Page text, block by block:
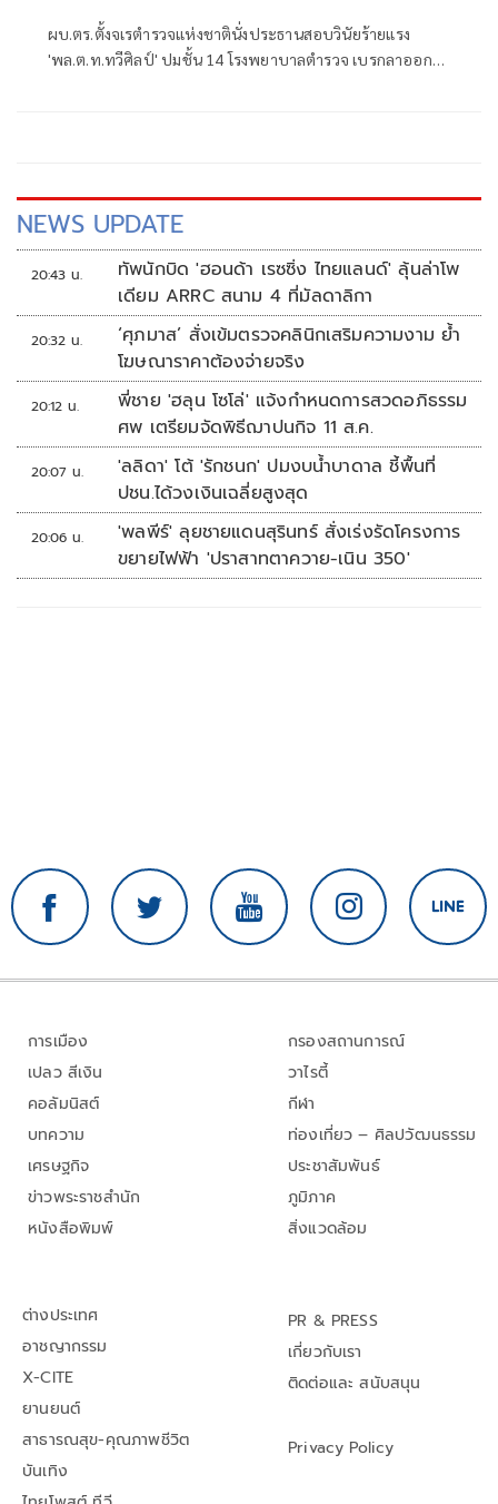
ผบ.ตร.ตั้งจเรตำรวจแห่งชาตินั่งประธานสอบวินัยร้ายแรง
'พล.ต.ท.ทวีศิลป์' ปมชั้น 14 โรงพยาบาลตำรวจ เบรกลาออก
NEWS UPDATE
20:43 น.
ทัพนักบิด 'ฮอนด้า เรซซิ่ง ไทยแลนด์' ลุ้นล่าโพ
เดียม ARRC สนาม 4 ที่มัลดาลิกา
20:32 น.
‘ศุภมาส’ สั่งเข้มตรวจคลินิกเสริมความงาม ย้ำ
โฆษณาราคาต้องจ่ายจริง
20:12 น.
พี่ชาย 'ฮลุน โซโล่' แจ้งกำหนดการสวดอภิธรรม
ศพ เตรียมจัดพิธีฌาปนกิจ 11 ส.ค.
20:07 น.
'ลลิดา' โต้ 'รักชนก' ปมงบน้ำบาดาล ชี้พื้นที่
ปชน.ได้วงเงินเฉลี่ยสูงสุด
20:06 น.
'พลพีร์' ลุยชายแดนสุรินทร์ สั่งเร่งรัดโครงการ
ขยายไฟฟ้า 'ปราสาทตาควาย-เนิน 350'
การเมือง
เปลว สีเงิน
คอลัมนิสต์
บทความ
เศรษฐกิจ
ข่าวพระราชสำนัก
หนังสือพิมพ์
กรองสถานการณ์
วาไรตี้
กีฬา
ท่องเที่ยว – ศิลปวัฒนธรรม
ประชาสัมพันธ์
ภูมิภาค
สิ่งแวดล้อม
ต่างประเทศ
อาชญากรรม
X-CITE
ยานยนต์
สาธารณสุข-คุณภาพชีวิต
บันเทิง
PR & PRESS
เกี่ยวกับเรา
ติดต่อและ สนับสนุน
Privacy Policy